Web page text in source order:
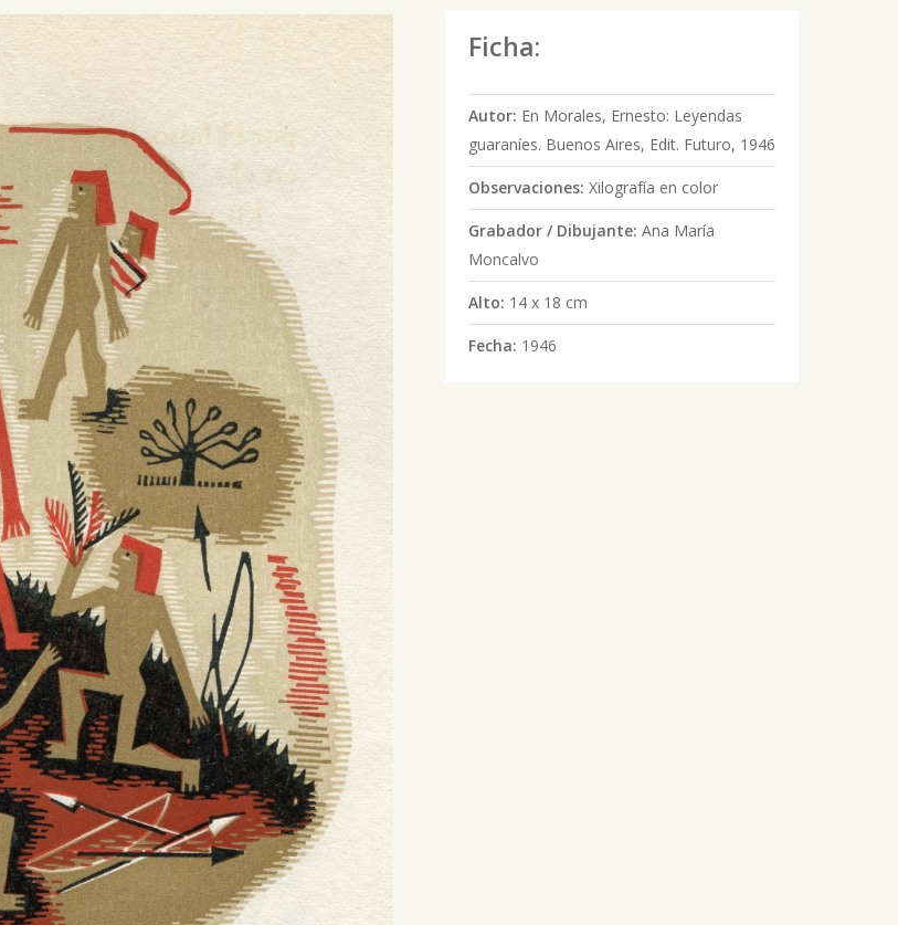
Ficha:
Autor: En Morales, Ernesto: Leyendas
guaraníes. Buenos Aires, Edit. Futuro, 1946
Observaciones: Xilografía en color
Grabador / Dibujante: Ana María
Moncalvo
Alto: 14 x 18 cm
Fecha: 1946